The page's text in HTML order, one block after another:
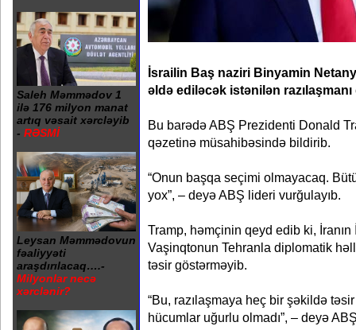
Saleh Məmmədov 1
ilə 176 milyon manat
artıq vəsait xərcləyib
- RƏSMİ
Leysan Məmmədovun
fəaliyyəti
araşdırılacaq….-
Milyonlar necə
xərclənir?
İsrailin Baş naziri Binyamin
əldə ediləcək istənilən
Bu barədə ABŞ Prezidenti Donald
qəzetinə müsahibəsində bildirib.
“Onun başqa seçimi olmayacaq.
yox”, – deyə ABŞ lideri vurğulayıb.
Tramp, həmçinin qeyd edib ki, İranın
Vaşinqtonun Tehranla diplomatik
təsir göstərməyib.
“Bu, razılaşmaya heç bir şəkildə
hücumlar uğurlu olmadı”, – deyə